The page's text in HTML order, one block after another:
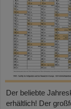
Der beliebte
erhältlich! Der